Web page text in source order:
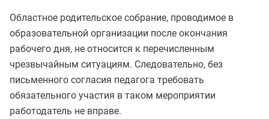
Областное родительское собрание, проводимое в
образовательной организации после окончания
рабочего дня, не относится к перечисленным
чрезвычайным ситуациям. Следовательно, без
письменного согласия педагога требовать
обязательного участия в таком мероприятии
работодатель не вправе.